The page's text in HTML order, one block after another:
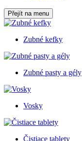
Přejít na menu
Zubné kefky
Zubné pasty a gély
Vosky
Čistiace tablety